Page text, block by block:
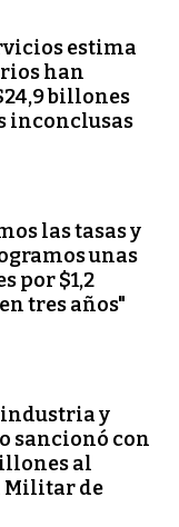
estima
han
billones
inconclusas
las tasas y
unas
por $1,2
tres años"
y
sancionó con
al
Militar de